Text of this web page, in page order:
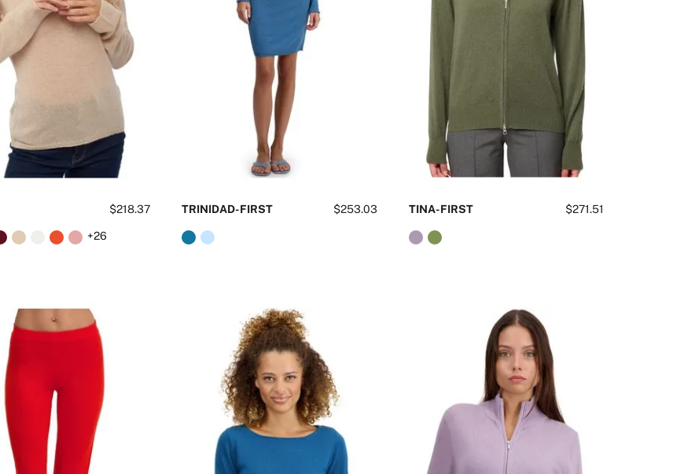
$218.37
+26
$253.03
TRINIDAD-FIRST $271.51
TINA-FIRST